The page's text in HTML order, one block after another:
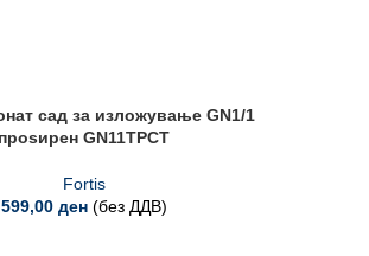
сад за изложување GN1/1
проѕирен GN11TPCT
Fortis
599,00 ден (без ДДВ)